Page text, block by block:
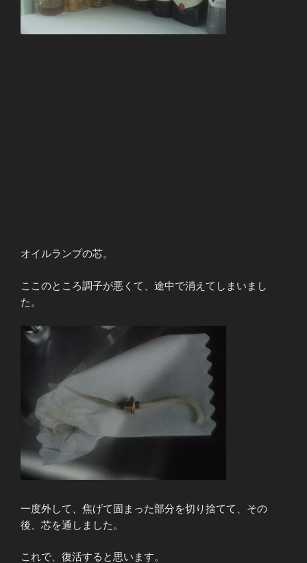
オイルランプの芯。
ここのところ調子が悪くて、途中で消えてしまいまし
た。
一度外して、焦げて固まった部分を切り捨てて、その
後、芯を通しました。
これで、復活すると思います。